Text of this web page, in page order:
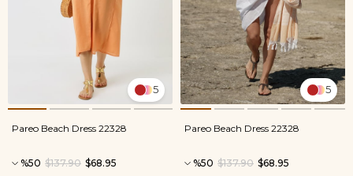
5
Pareo Beach Dress 22328
%50 $68.95
$137.90
5
Pareo Beach Dress 22328
%50 $68.95
$137.90